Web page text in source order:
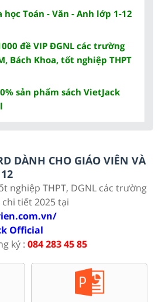
học Toán - Văn - Anh lớp 1-12
đề VIP ĐGNL các trường
Bách Khoa, tốt nghiệp THPT
sản phẩm sách VietJack
DÀNH CHO GIÁO VIÊN VÀ
nghiệp THPT, DGNL các trường
tiết 2025 tại
Official
ký : 084 283 45 85